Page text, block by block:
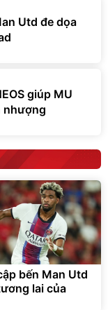
Utd đe dọa
giúp MU
nhượng
bến Man Utd
lai của